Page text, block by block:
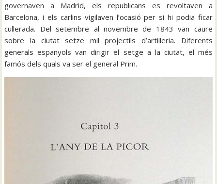
governaven a Madrid, els republicans es revoltaven a
Barcelona, i els carlins vigilaven l’ocasió per si hi podia ficar
cullerada. Del setembre al novembre de 1843 van caure
sobre la ciutat setze mil projectils d’artilleria. Diferents
generals espanyols van dirigir el setge a la ciutat, el més
famós dels quals va ser el general Prim.